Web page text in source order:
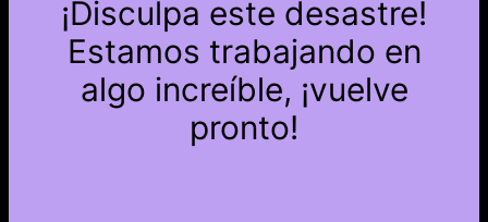
¡Disculpa este desastre!
Estamos trabajando en
algo increíble, ¡vuelve
pronto!